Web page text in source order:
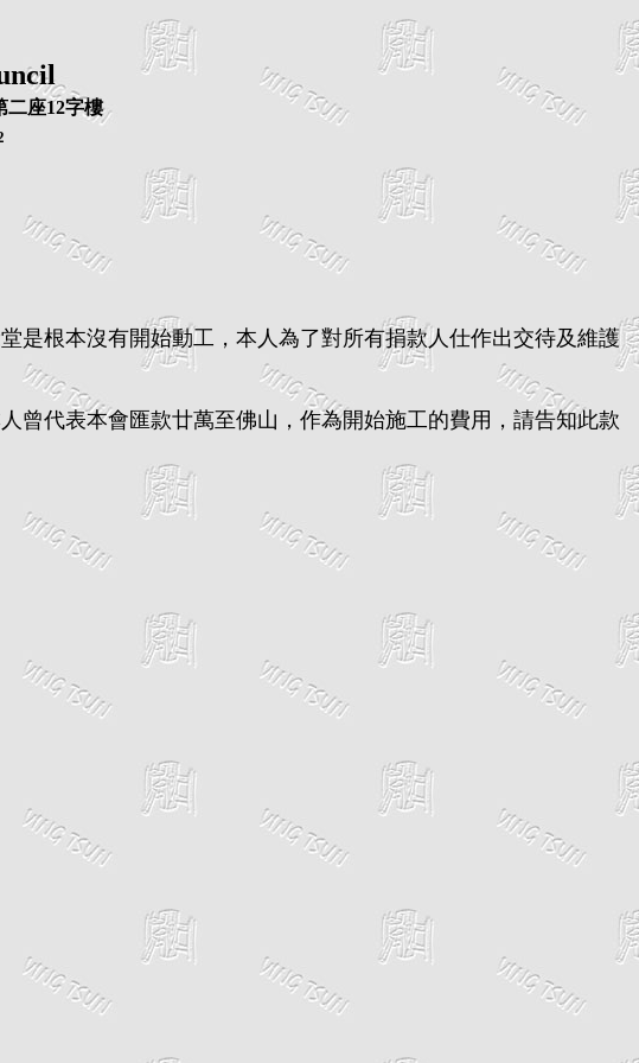
二座12字樓
根本沒有開始動工，本人為了對所有捐款人仕作出交待及維護
代表本會匯款廿萬至佛山，作為開始施工的費用，請告知此款